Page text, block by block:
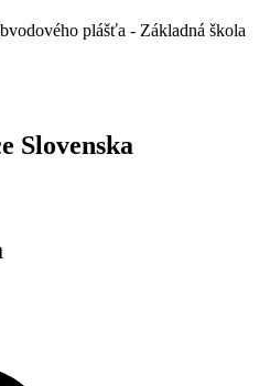
plášťa - Základná škola
Slovenska